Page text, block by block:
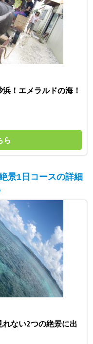
！エメラルドの海！
ら
景1日コースの詳細
れない2つの絶景に出